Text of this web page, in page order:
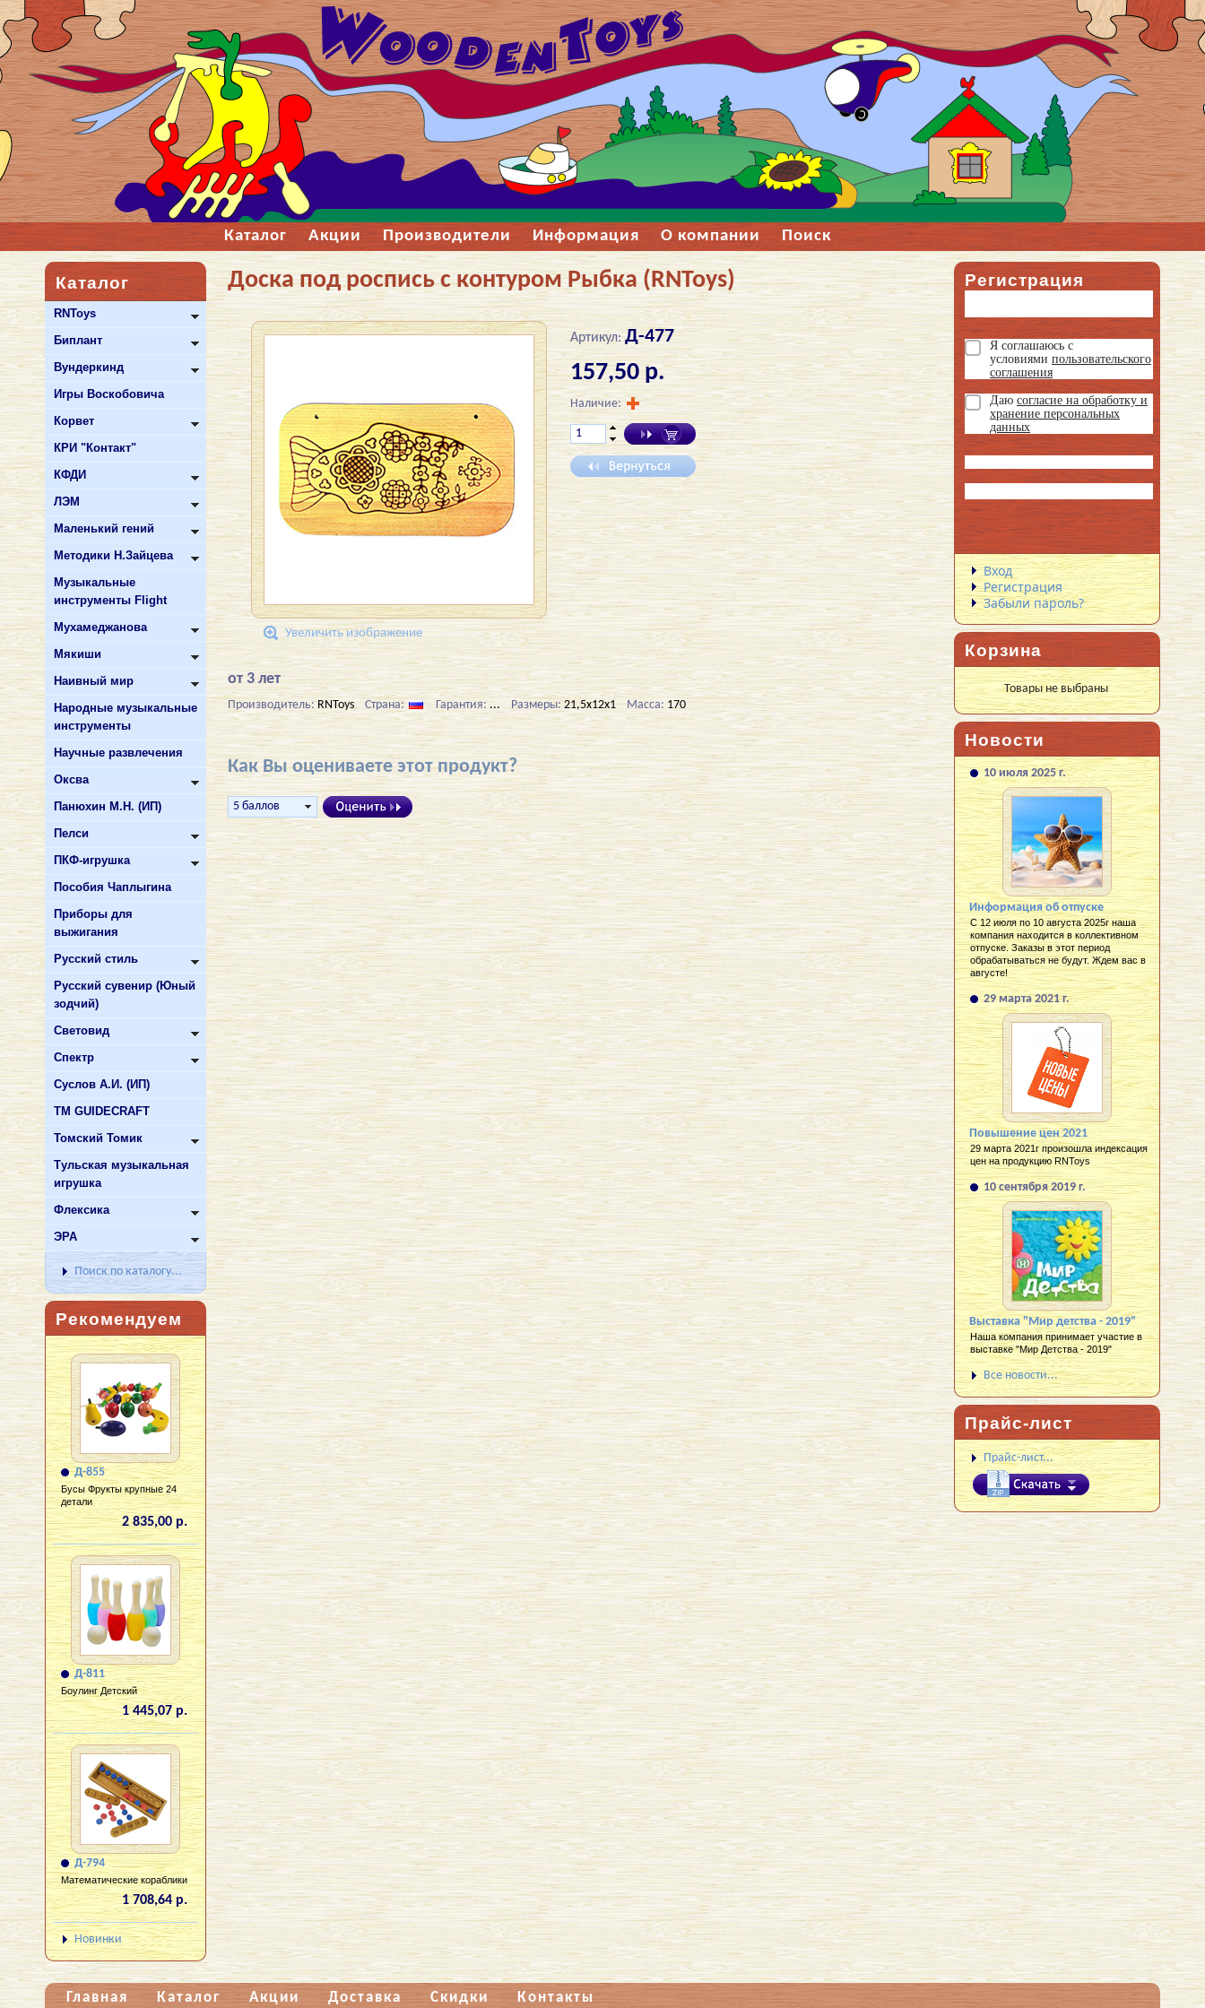
Каталог Акции Производители Информация О компании Поиск
Каталог
RNToys
Биплант
Вундеркинд
Игры Воскобовича
Корвет
КРИ "Контакт"
КФДИ
ЛЭМ
Маленький гений
Методики Н.Зайцева
Музыкальные
инструменты Flight
Мухамеджанова
Мякиши
Наивный мир
Народные музыкальные
инструменты
Научные развлечения
Оксва
Панюхин М.Н. (ИП)
Пелси
ПКФ-игрушка
Пособия Чаплыгина
Приборы для
выжигания
Русский стиль
Русский сувенир (Юный
зодчий)
Световид
Спектр
Суслов А.И. (ИП)
ТМ GUIDECRAFT
Томский Томик
Тульская музыкальная
игрушка
Флексика
ЭРА
Поиск по каталогу...
Рекомендуем
Д-855
Бусы Фрукты крупные 24
детали
2 835,00 р.
Д-811
Боулинг Детский
1 445,07 р.
Д-794
Математические кораблики
1 708,64 р.
Новинки
Доска под роспись с контуром Рыбка (RNToys)
Увеличить изображение
Артикул:Д-477
157,50 р.
Наличие:
от 3 лет
Производитель:RNToys Страна: Гарантия: ... Размеры: 21,5x12x1 Масса: 170
Как Вы оцениваете этот продукт?
Регистрация
Я соглашаюсь с
условиями пользовательского
соглашения
Даю согласие на обработку и
хранение персональных
данных
Вход
Регистрация
Забыли пароль?
Корзина
Товары не выбраны
Новости
10 июля 2025 г.
Информация об отпуске
С 12 июля по 10 августа 2025г наша
компания находится в коллективном
отпуске. Заказы в этот период
обрабатываться не будут. Ждем вас в
августе!
29 марта 2021 г.
Повышение цен 2021
29 марта 2021г произошла индексация
цен на продукцию RNToys
10 сентября 2019 г.
Выставка "Мир детства - 2019"
Наша компания принимает участие в
выставке "Мир Детства - 2019"
Все новости...
Прайс-лист
Прайс-лист...
Главная Каталог Акции Доставка Скидки Контакты